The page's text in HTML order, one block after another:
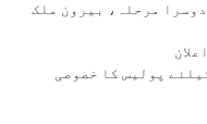
مرحلہ، بیرون ملک
پولیس کا خصوصی